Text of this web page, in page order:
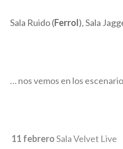
Sala Ruido (Ferrol),Sala
… nos vemos en los
11 febreroSala Velvet Live